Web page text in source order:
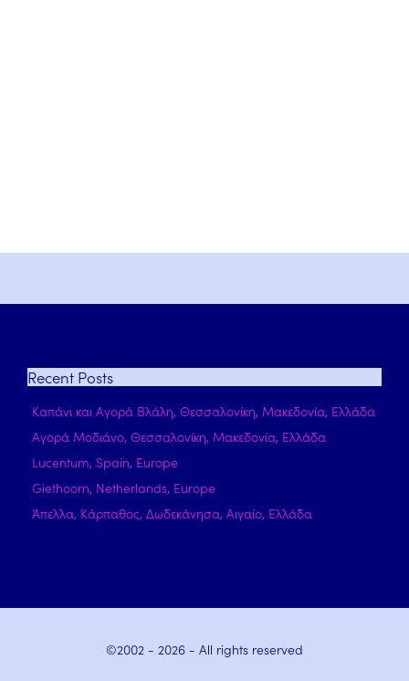
Recent Posts
Καπάνι και Αγορά Βλάλη, Θεσσαλονίκη, Μακεδονία, Ελλάδα
Αγορά Μοδιάνο, Θεσσαλονίκη, Μακεδονία, Ελλάδα
Lucentum, Spain, Europe
Giethoorn, Netherlands, Europe
Άπελλα, Κάρπαθος, Δωδεκάνησα, Αιγαίο, Ελλάδα
©2002 - 2026 - All rights reserved